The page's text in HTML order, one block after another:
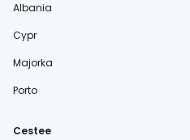
Albania
Cypr
Majorka
Porto
Cestee